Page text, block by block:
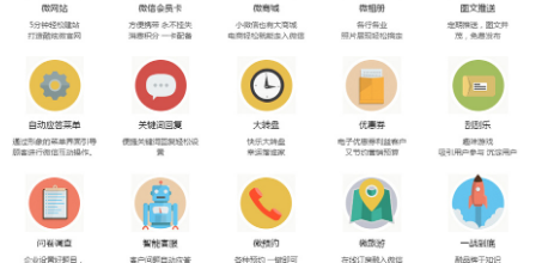
2017动态二维码的表现方法 分享与解读
2017双11，双12，持续优惠中，错过再等一年
GPT应用于网站项目优化